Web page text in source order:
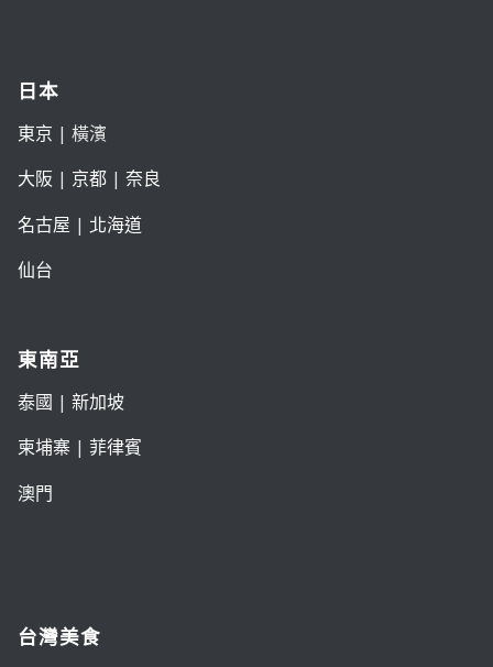
日本
東京 | 橫濱
大阪 | 京都| 奈良
名古屋 | 北海道
仙台
東南亞
泰國 | 新加坡
柬埔寨 | 菲律賓
澳門
台灣美食